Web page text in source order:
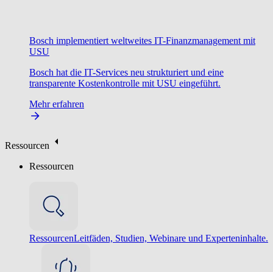
Bosch implementiert weltweites IT-Finanzmanagement mit
USU
Bosch hat die IT-Services neu strukturiert und eine
transparente Kostenkontrolle mit USU eingeführt.
Mehr erfahren
Ressourcen
Ressourcen
RessourcenLeitfäden, Studien, Webinare und Experteninhalte.